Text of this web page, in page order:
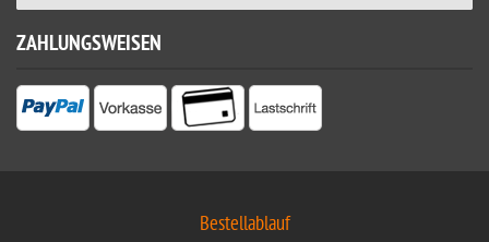
ZAHLUNGSWEISEN
Bestellablauf